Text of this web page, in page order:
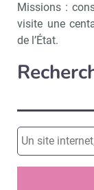
Missions :
visite une
de l’État.